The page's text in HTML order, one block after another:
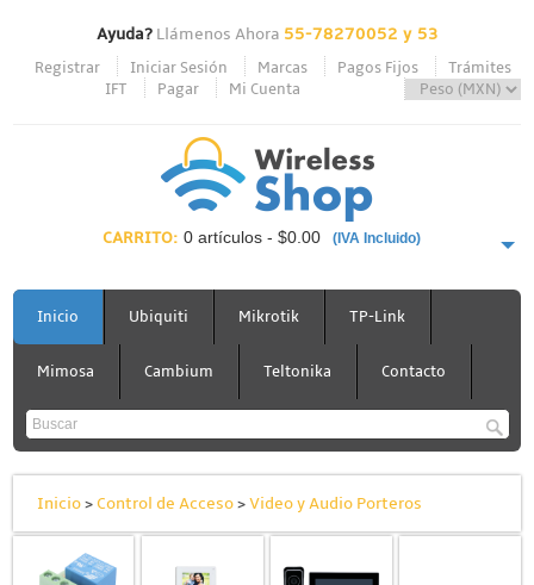
Ayuda?Llámenos Ahora 55-78270052 y 53
Registrar Iniciar Sesión Marcas Pagos Fijos
Trámites
IFT
Pagar Mi Cuenta
CARRITO: 0 artículos - $0.00 (IVA Incluido)
PAGAR AHORA
Inicio Ubiquiti Mikrotik TP-Link
Mimosa Cambium Teltonika Contacto
Inicio>Control de Acceso>Video y Audio Porteros